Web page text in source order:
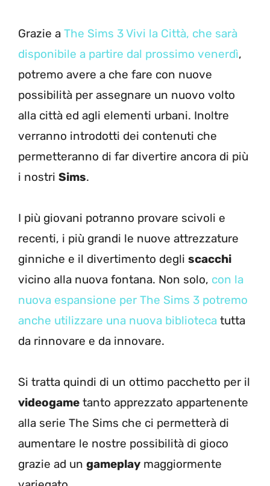
Grazie a The Sims 3 Vivi la Città, che sarà
disponibile a partire dal prossimo venerdì,
potremo avere a che fare con nuove
possibilità per assegnare un nuovo volto
alla città ed agli elementi urbani. Inoltre
verranno introdotti dei contenuti che
permetteranno di far divertire ancora di più
i nostri Sims.
I più giovani potranno provare scivoli e
recenti, i più grandi le nuove attrezzature
ginniche e il divertimento degli scacchi
vicino alla nuova fontana. Non solo, con la
nuova espansione per The Sims 3 potremo
anche utilizzare una nuova biblioteca tutta
da rinnovare e da innovare.
Si tratta quindi di un ottimo pacchetto per il
videogame tanto apprezzato appartenente
alla serie The Sims che ci permetterà di
aumentare le nostre possibilità di gioco
grazie ad un gameplay maggiormente